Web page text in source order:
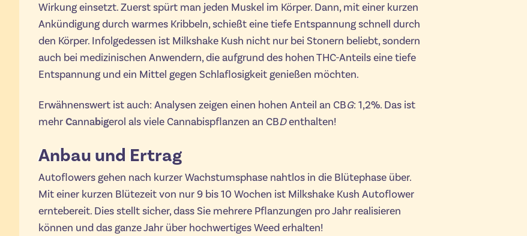
Wirkung einsetzt. Zuerst spürt man jeden Muskel im Körper. Dann, mit einer kurzen
Ankündigung durch warmes Kribbeln, schießt eine tiefe Entspannung schnell durch
den Körper. Infolgedessen ist Milkshake Kush nicht nur bei Stonern beliebt, sondern
auch bei medizinischen Anwendern, die aufgrund des hohen THC-Anteils eine tiefe
Entspannung und ein Mittel gegen Schlaflosigkeit genießen möchten.
Erwähnenswert ist auch: Analysen zeigen einen hohen Anteil an CBG: 1,2%. Das ist
mehrCannabigerol als viele Cannabispflanzen an CBDenthalten!
Anbau und Ertrag
Autoflowers gehen nach kurzer Wachstumsphase nahtlos in die Blütephase über.
Mit einer kurzen Blütezeit von nur 9 bis 10 Wochen ist Milkshake Kush Autoflower
erntebereit. Dies stellt sicher, dass Sie mehrere Pflanzungen pro Jahr realisieren
können und das ganze Jahr über hochwertiges Weed erhalten!